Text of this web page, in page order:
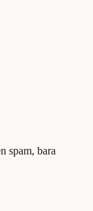
spam, bara